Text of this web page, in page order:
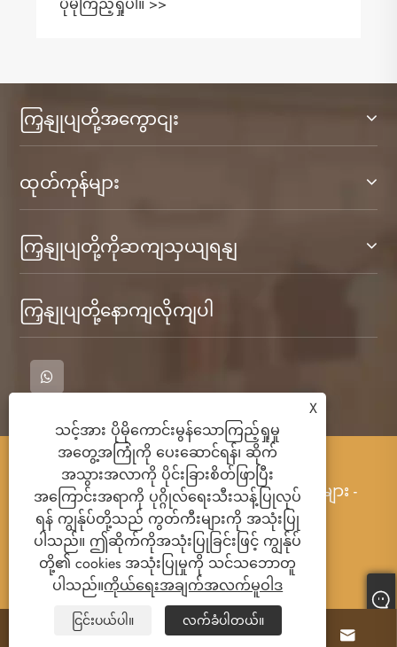
ကြှနျုပျတို့အကွောငျး
ထုတ်ကုန်များ
ကြှနျုပျတို့ကိုဆကျသှယျရနျ
ကြှနျုပျတို့နောကျလိုကျပါ
မူပိုင်ခွင့်© 2023 CANNAN ကောင်တီ Qimeng
အဝတ်အထည် Co. , Ltd. - တီရှပ်, ပိုလိုရှပ်အင်္ကျီများ -
အမူအခွင့်အရေးများအားလုံးတွင်ရှိသည်။
Links Sitemap RSS
XML
ကိုယ်ရေးအချက်အလက်မူဝါဒ
 
X
သင့်အား ပိုမိုကောင်းမွန်သောကြည့်ရှုမှု
အတွေ့အကြုံကို ပေးဆောင်ရန်၊ ဆိုက်
အသွားအလာကို ပိုင်းခြားစိတ်ဖြာပြီး
အကြောင်းအရာကို ပုဂ္ဂိုလ်ရေးသီးသန့်ပြုလုပ်
ရန် ကျွန်ုပ်တို့သည် ကွတ်ကီးများကို အသုံးပြု
ပါသည်။ ဤဆိုက်ကိုအသုံးပြုခြင်းဖြင့် ကျွန်ုပ်
တို့၏ cookies အသုံးပြုမှုကို သင်သဘောတူ
ပါသည်။ကိုယ်ရေးအချက်အလက်မူဝါဒ
ငြင်းပယ်ပါ။ လက်ခံပါတယ်။